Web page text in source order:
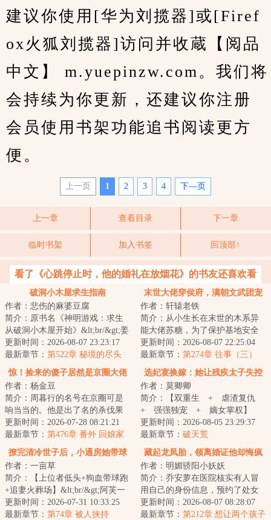
建议你使用[华为刘揽器]或[Firef
ox火狐刘揽器]访问并收蔵【阅品
中文】 m.yuepinzw.com。我们将
会持续为你更新，还建议你注册
会员使用书架功能追书阅读更方
便。
上一页 1 2 3 4 下—页
上一章 查看目录 下一章
临时书架 加入书签 回顶部↑
看了《心跳停止时，他的婚礼在放烟花》的书友还喜欢看
破洞小木屋求生指南
作者：悲伤的麻婆豆腐
简介：原书名《神明游戏：求生
从破洞小木屋开始》&lt;br/&gt;姜
莱万万没想到，世界末日这种事
也是让她赶...
更新时间：2026-08-07 23:23:17
最新章节： 第522章 秘境的尽头
末世大佬穿侯府，满朝文武团宠
她
作者：轩辕老铁
简介：从小生长在末世的木系异
能大佬苏糖，为了保护基地安全
抱着丧尸王自爆了。再睁开眼，
竟从末世来到了...
更新时间：2026-08-07 22:25:04
最新章节： 第274章 往事（三）
惊！捡来的傻子居然是京圈大佬
作者：杨金豆
简介：周暮行的名号在京圈可是
响当当的。他是出了名的杀伐果
断，腹黑无情，在一众兄弟里
面，优秀到让人望...
更新时间：2026-07-28 08:21:21
最新章节： 第476章 番外 回娘家
（下）
选妃宴换嫁：她让残疾太子失控
作者：莫卿卿
简介：【双重生 + 虐渣复仇
+ 强强独宠 + 嫡女掌权】
&lt;br/&gt;前世她倾尽侯府兵权、
万贯家财助三...
更新时间：2026-08-05 23:29:37
最新章节： 破天荒
撩完清冷世子后，小通房她带球
作者：一亩草
简介：【上位者低头+狗血带球跑
+追妻火葬场】&lt;br/&gt;阿芙一
朝猝死，穿成了侯府最卑贱的粗
使丫鬟。&lt...
更新时间：2026-07-31 10:33:25
最新章节： 第74章 被人挟持
藏起龙凤胎，领离婚证他却悔疯
了！
作者：明媚骄阳小妖妖
简介：乔安萝在医院核实有人冒
用自己的身份信息，预约了处女
膜修复手术。却撞见了契约丈夫
慕云霆搂着归国...
更新时间：2026-08-07 08:28:07
最新章节： 第212章 想让两个孩子